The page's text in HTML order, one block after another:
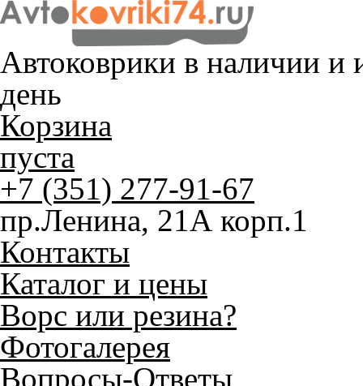
Автоковрики в наличии и
день
Корзина
пуста
+7 (351) 277-91-67
пр.Ленина, 21А корп.1
Контакты
Каталог и цены
Ворс или резина?
Фотогалерея
Вопросы-Ответы